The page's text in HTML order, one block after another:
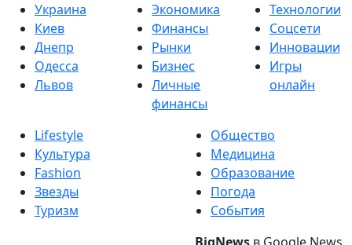
Украина
Киев
Днепр
Одесса
Львов
Экономика
Финансы
Рынки
Бизнес
Личные
финансы
Технологии
Соцсети
Инновации
Игры
онлайн
Lifestyle
Культура
Fashion
Звезды
Туризм
Общество
Медицина
Образование
Погода
События